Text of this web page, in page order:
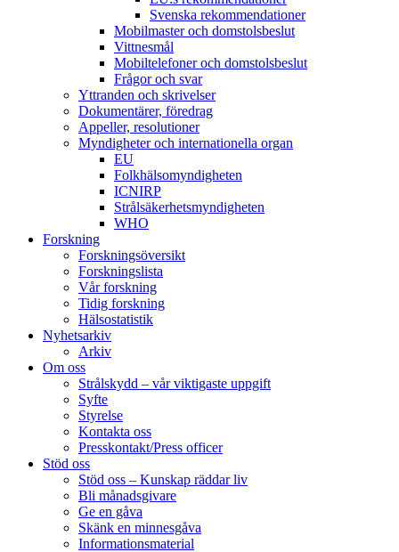
Svenska rekommendationer
Mobilmaster och domstolsbeslut
Vittnesmål
Mobiltelefoner och domstolsbeslut
Frågor och svar
Yttranden och skrivelser
Dokumentärer, föredrag
Appeller, resolutioner
Myndigheter och internationella organ
EU
Folkhälsomyndigheten
ICNIRP
Strålsäkerhetsmyndigheten
WHO
Forskning
Forskningsöversikt
Forskningslista
Vår forskning
Tidig forskning
Hälsostatistik
Nyhetsarkiv
Arkiv
Om oss
Strålskydd – vår viktigaste uppgift
Syfte
Styrelse
Kontakta oss
Presskontakt/Press officer
Stöd oss
Stöd oss – Kunskap räddar liv
Bli månadsgivare
Ge en gåva
Skänk en minnesgåva
Informationsmaterial